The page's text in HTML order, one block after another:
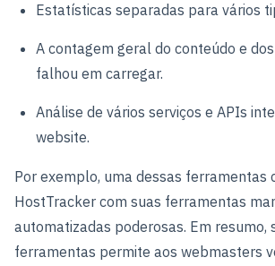
Estatísticas separadas para vários
A contagem geral do conteúdo e
falhou em carregar.
Análise de vários serviços e APIs
website.
Por exemplo, uma dessas ferramentas
HostTracker com suas ferramentas
automatizadas poderosas. Em resumo,
ferramentas permite aos webmasters